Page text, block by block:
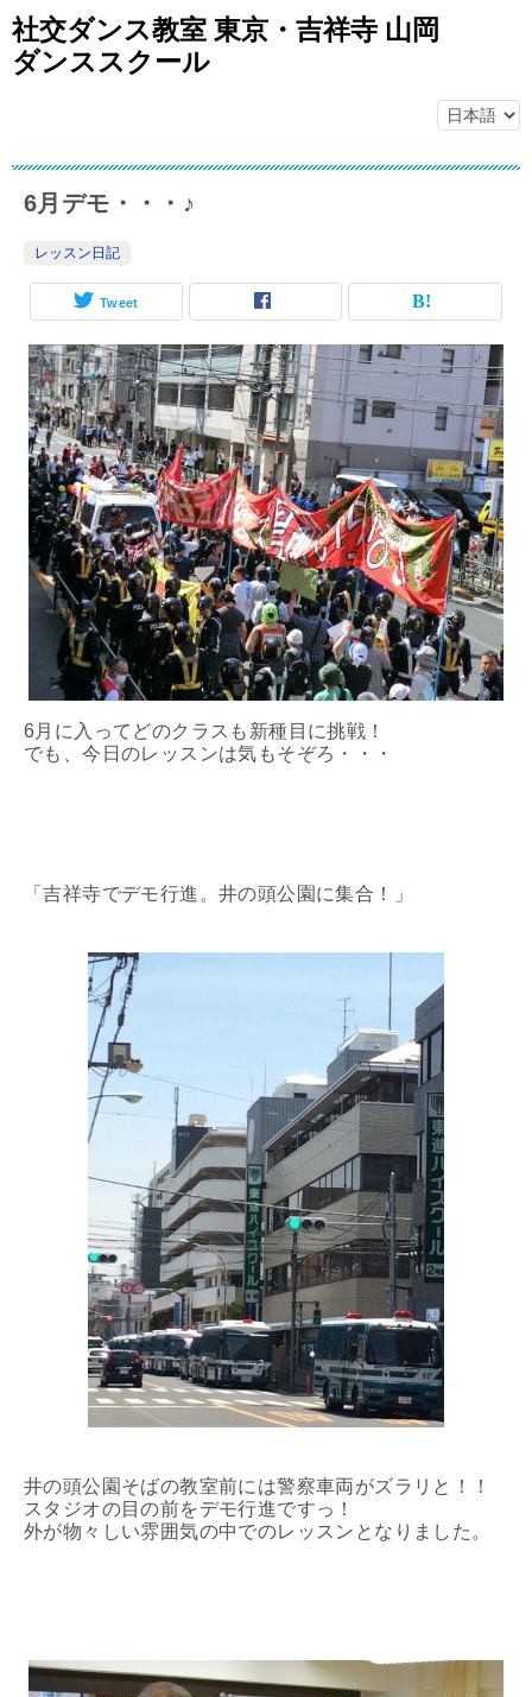
社交ダンス教室 東京・吉祥寺 山岡
ダンススクール
6月デモ・・・♪
レッスン日記
Tweet
6月に入ってどのクラスも新種目に挑戦！
でも、今日のレッスンは気もそぞろ・・・
「吉祥寺でデモ行進。井の頭公園に集合！」
井の頭公園そばの教室前には警察車両がズラリと！！
スタジオの目の前をデモ行進ですっ！
外が物々しい雰囲気の中でのレッスンとなりました。